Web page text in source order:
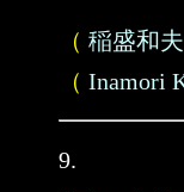
（ 稲盛和夫
（ Inamori
9.